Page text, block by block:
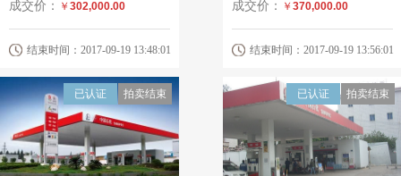
成交价： ￥ 302,000.00
结束时间：2017-09-19 13:48:01
成交价： ￥ 370,000.00
结束时间：2017-09-19 13:56:01
拍卖结束
已认证 拍卖结束
已认证